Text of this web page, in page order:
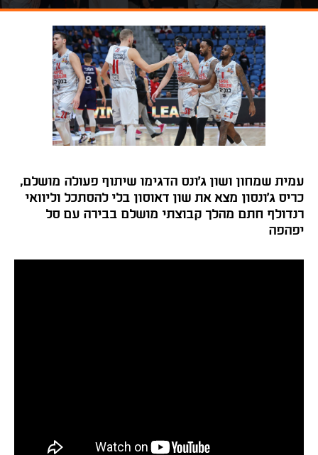
עמית שמחון ושון ג'ונס הדגימו שיתוף פעולה מושלם,
כריס ג'ונסון מצא את שון דאוסון בלי להסתכל וליוואי
רנדולף חתם מהלך קבוצתי מושלם בבירה עם סל
יפהפה